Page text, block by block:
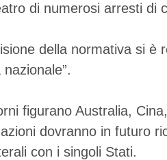
di numerosi arresti
della normativa si
figurano Australia,
dovranno in futuro
con i singoli Stati.